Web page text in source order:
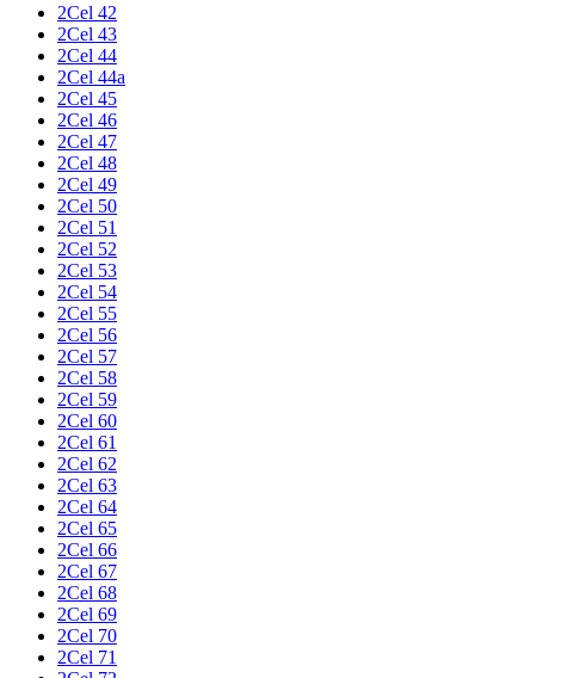
2Cel 42
2Cel 43
2Cel 44
2Cel 44a
2Cel 45
2Cel 46
2Cel 47
2Cel 48
2Cel 49
2Cel 50
2Cel 51
2Cel 52
2Cel 53
2Cel 54
2Cel 55
2Cel 56
2Cel 57
2Cel 58
2Cel 59
2Cel 60
2Cel 61
2Cel 62
2Cel 63
2Cel 64
2Cel 65
2Cel 66
2Cel 67
2Cel 68
2Cel 69
2Cel 70
2Cel 71